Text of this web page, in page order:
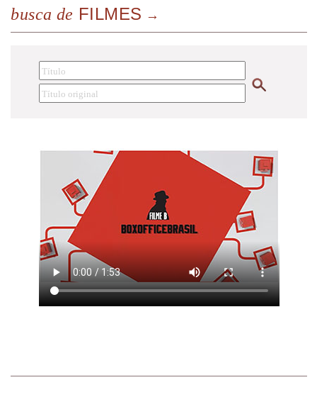
busca de FILMES